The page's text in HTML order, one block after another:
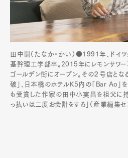
田中開（たなか・かい）●1991年、ドイ
基幹理工学部卒。2015年にレモンサワ
ゴールデン街にオープン。その２号店と
破」、日本橋のホテルK5内の「Bar Ao
も受賞した作家の田中小実昌を祖父に
っ払いは二度お会計をする」（産業編集セ